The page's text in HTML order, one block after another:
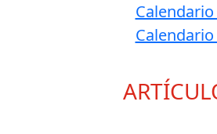
Calendario
Calendario